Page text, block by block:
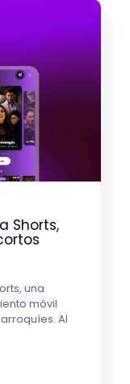
Shorts,
una
móvil
Al